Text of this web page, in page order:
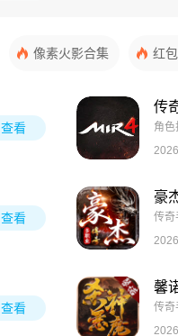
像素火影合集 红
查看
传
角色
查看
豪
传奇
查看
馨
传奇